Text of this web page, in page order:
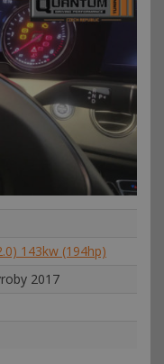
143kw (194hp)
2017